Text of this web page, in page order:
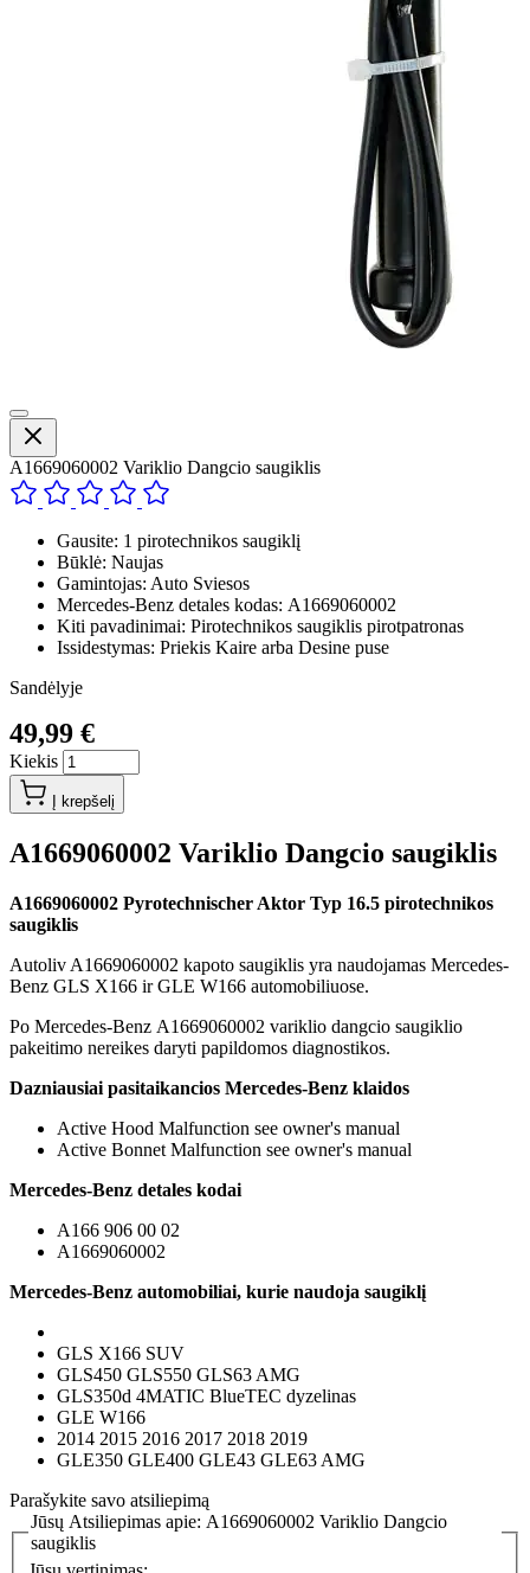
A1669060002 Variklio Dangcio saugiklis
Gausite: 1 pirotechnikos saugiklį
Būklė: Naujas
Gamintojas: Auto Sviesos
Mercedes-Benz detales kodas: A1669060002
Kiti pavadinimai: Pirotechnikos saugiklis pirotpatronas
Issidestymas: Priekis Kaire arba Desine puse
Sandėlyje
49,99 €
Kiekis
Į krepšelį
A1669060002 Variklio Dangcio saugiklis
A1669060002 Pyrotechnischer Aktor Typ 16.5 pirotechnikos
saugiklis
Autoliv A1669060002 kapoto saugiklis yra naudojamas Mercedes-
Benz GLS X166 ir GLE W166 automobiliuose.
Po Mercedes-Benz A1669060002 variklio dangcio saugiklio
pakeitimo nereikes daryti papildomos diagnostikos.
Dazniausiai pasitaikancios Mercedes-Benz klaidos
Active Hood Malfunction see owner's manual
Active Bonnet Malfunction see owner's manual
Mercedes-Benz detales kodai
A166 906 00 02
A1669060002
Mercedes-Benz automobiliai, kurie naudoja saugiklį
GLS X166 SUV
GLS450 GLS550 GLS63 AMG
GLS350d 4MATIC BlueTEC dyzelinas
GLE W166
2014 2015 2016 2017 2018 2019
GLE350 GLE400 GLE43 GLE63 AMG
Parašykite savo atsiliepimą
Jūsų Atsiliepimas apie: A1669060002 Variklio Dangcio
saugiklis